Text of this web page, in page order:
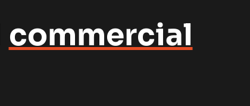
commercial